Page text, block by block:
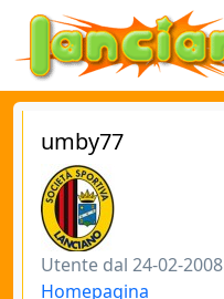
umby77
Utente dal 24-02-2008
Homepagina